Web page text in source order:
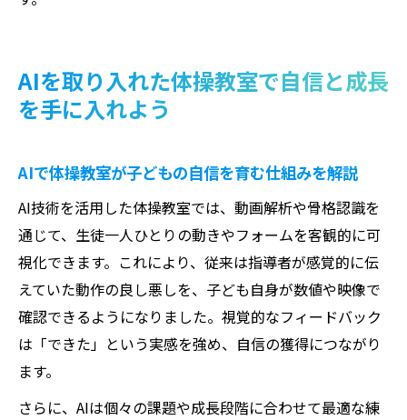
AIを取り入れた体操教室で自信と成長
を手に入れよう
AIで体操教室が子どもの自信を育む仕組みを解説
AI技術を活用した体操教室では、動画解析や骨格認識を
通じて、生徒一人ひとりの動きやフォームを客観的に可
視化できます。これにより、従来は指導者が感覚的に伝
えていた動作の良し悪しを、子ども自身が数値や映像で
確認できるようになりました。視覚的なフィードバック
は「できた」という実感を強め、自信の獲得につながり
ます。
さらに、AIは個々の課題や成長段階に合わせて最適な練